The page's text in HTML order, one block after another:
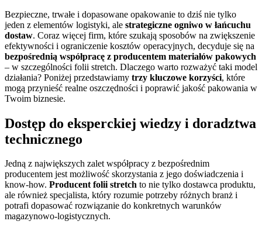
Bezpieczne, trwałe i dopasowane opakowanie to dziś nie tylko
jeden z elementów logistyki, ale strategiczne ogniwo w łańcuchu
dostaw. Coraz więcej firm, które szukają sposobów na zwiększenie
efektywności i ograniczenie kosztów operacyjnych, decyduje się na
bezpośrednią współpracę z producentem materiałów pakowych
– w szczególności folii stretch. Dlaczego warto rozważyć taki model
działania? Poniżej przedstawiamy trzy kluczowe korzyści, które
mogą przynieść realne oszczędności i poprawić jakość pakowania w
Twoim biznesie.
Dostęp do eksperckiej wiedzy i doradztwa
technicznego
Jedną z największych zalet współpracy z bezpośrednim
producentem jest możliwość skorzystania z jego doświadczenia i
know-how. Producent folii stretch to nie tylko dostawca produktu,
ale również specjalista, który rozumie potrzeby różnych branż i
potrafi dopasować rozwiązanie do konkretnych warunków
magazynowo-logistycznych.